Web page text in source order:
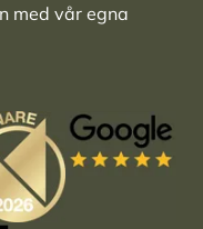
med vår egna